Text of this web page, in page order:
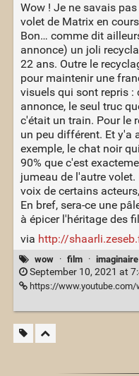
Wow ! Je ne savais
volet de Matrix en
Bon… comme dit
annonce) un joli
22 ans. Outre le
pour maintenir une
visuels qui sont repris :
annonce, le seul truc
c'était un train. Pour le
un peu différent. Et y'a
exemple, le chat noir
90% que c'est
jumeau de l'autre
voix de certains
En bref, sera-ce une
à épicer l'héritage des
via http://
wow · film · imaginaire
September 10, 2021 at
https://www.youtube.com/